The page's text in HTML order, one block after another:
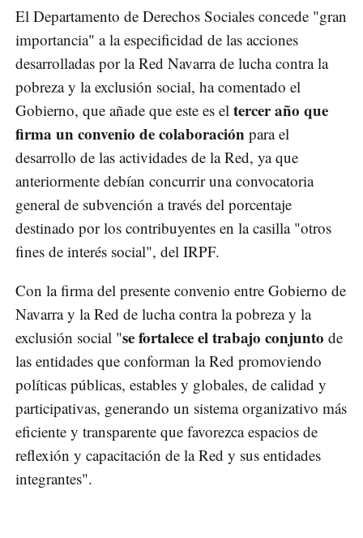
El Departamento de Derechos Sociales concede "gran
importancia" a la especificidad de las acciones
desarrolladas por la Red Navarra de lucha contra la
pobreza y la exclusión social, ha comentado el
Gobierno, que añade que este es el tercer año que
firma un convenio de colaboración para el
desarrollo de las actividades de la Red, ya que
anteriormente debían concurrir una convocatoria
general de subvención a través del porcentaje
destinado por los contribuyentes en la casilla "otros
fines de interés social", del IRPF.
Con la firma del presente convenio entre Gobierno de
Navarra y la Red de lucha contra la pobreza y la
exclusión social "se fortalece el trabajo conjunto de
las entidades que conforman la Red promoviendo
políticas públicas, estables y globales, de calidad y
participativas, generando un sistema organizativo más
eficiente y transparente que favorezca espacios de
reflexión y capacitación de la Red y sus entidades
integrantes".